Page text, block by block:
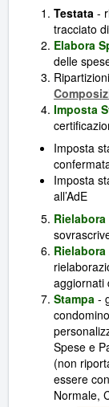
Testata -
tracciato
Elabora
delle
Imposta
Imposta
Imposta
all’AdE
aggiornati
Stampa -
Spese e
(non
essere
Normale,